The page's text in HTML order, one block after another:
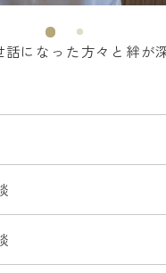
になった方々と絆が